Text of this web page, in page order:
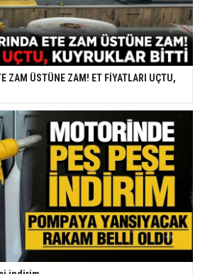
ZAM ÜSTÜNE ZAM! ET FİYATLARI UÇTU,